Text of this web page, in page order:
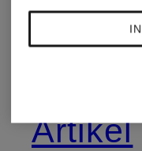
MARC
Artikel